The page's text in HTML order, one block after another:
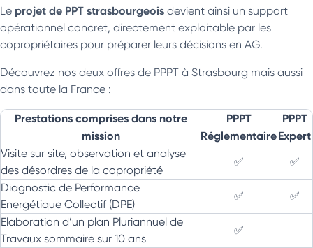
Le projet de PPT strasbourgeois devient ainsi un support
opérationnel concret, directement exploitable par les
copropriétaires pour préparer leurs décisions en AG.
Découvrez nos deux offres de PPPT à Strasbourg mais aussi
dans toute la France :
Prestations comprises dans notre
mission
PPPT
Réglementaire
PPPT
Expert
Visite sur site, observation et analyse
des désordres de la copropriété
✅
✅
Diagnostic de Performance
Energétique Collectif (DPE)
✅
✅
Elaboration d’un plan Pluriannuel de
Travaux sommaire sur 10 ans
✅